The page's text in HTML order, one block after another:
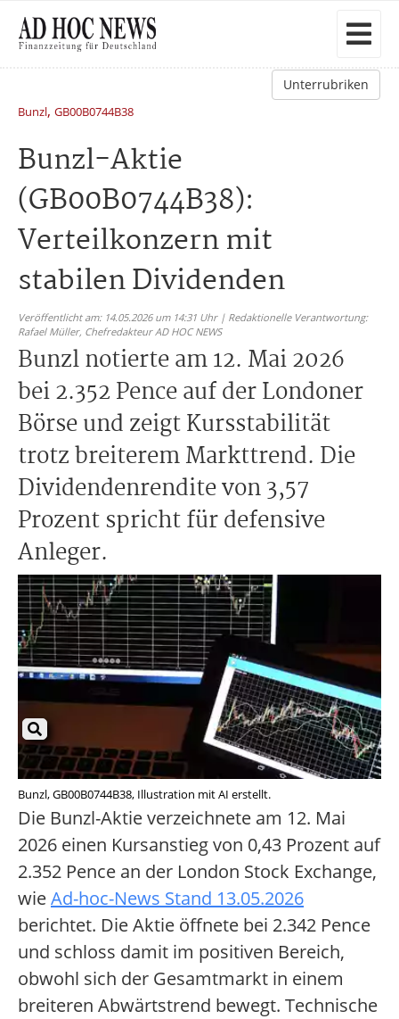
Unterrubriken
Bunzl, GB00B0744B38
Bunzl-Aktie
(GB00B0744B38):
Verteilkonzern mit
stabilen Dividenden
Veröffentlicht am: 14.05.2026 um 14:31 Uhr | Redaktionelle Verantwortung:
Rafael Müller, Chefredakteur AD HOC NEWS
Bunzl notierte am 12. Mai 2026
bei 2.352 Pence auf der Londoner
Börse und zeigt Kursstabilität
trotz breiterem Markttrend. Die
Dividendenrendite von 3,57
Prozent spricht für defensive
Anleger.
Bunzl, GB00B0744B38, Illustration mit AI erstellt.
Die Bunzl-Aktie verzeichnete am 12. Mai
2026 einen Kursanstieg von 0,43 Prozent auf
2.352 Pence an der London Stock Exchange,
wieAd-hoc-News Stand 13.05.2026
berichtet. Die Aktie öffnete bei 2.342 Pence
und schloss damit im positiven Bereich,
obwohl sich der Gesamtmarkt in einem
breiteren Abwärtstrend bewegt. Technische